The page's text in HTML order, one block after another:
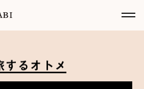
す る オ ト メ